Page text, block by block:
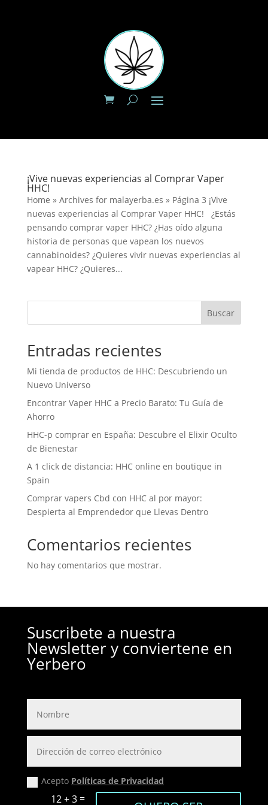
¡Vive nuevas experiencias al Comprar Vaper
HHC!
Home » Archives for malayerba.es » Página 3 ¡Vive
nuevas experiencias al Comprar Vaper HHC! ¿Estás
pensando comprar vaper HHC? ¿Has oído alguna
historia de personas que vapean los nuevos
cannabinoides? ¿Quieres vivir nuevas experiencias al
vapear HHC? ¿Quieres...
Buscar
Entradas recientes
Mi tienda de productos de HHC: Descubriendo un
Nuevo Universo
Encontrar Vaper HHC a Precio Barato: Tu Guía de
Ahorro
HHC-p comprar en España: Descubre el Elixir Oculto
de Bienestar
A 1 click de distancia: HHC online en boutique in
Spain
Comprar vapers Cbd con HHC al por mayor:
Despierta al Emprendedor que Llevas Dentro
Comentarios recientes
No hay comentarios que mostrar.
Suscribete a nuestra
Newsletter y conviertene en
Yerbero
Acepto Políticas de Privacidad
12 + 3=